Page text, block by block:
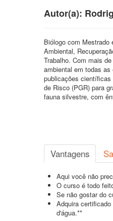
Autor(a):
Biólogo com
Ambiental,
Trabalho. Com mais
ambiental em todas
publicações científicas
de Risco (PGR) para
fauna silvestre, com
Vantagens
Aqui você não
O curso é todo
Se não gostar do
Adquira
d'água.**